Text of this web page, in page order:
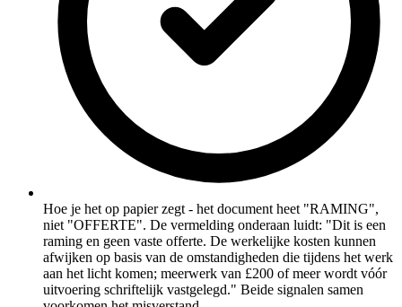
Hoe je het op papier zegt - het document heet "RAMING",
niet "OFFERTE". De vermelding onderaan luidt: "Dit is een
raming en geen vaste offerte. De werkelijke kosten kunnen
afwijken op basis van de omstandigheden die tijdens het werk
aan het licht komen; meerwerk van £200 of meer wordt vóór
uitvoering schriftelijk vastgelegd." Beide signalen samen